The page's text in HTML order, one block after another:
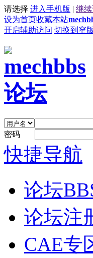
请选择 进入手机版 | 继
设为首页收藏本站
开启辅助访问 切换到窄版
密码
快捷导航
论坛
论坛注
CAE专